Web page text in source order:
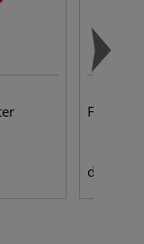
Feutre
dès